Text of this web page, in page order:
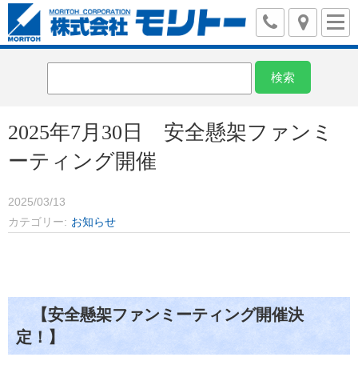
2025年7月30日 安全懸架ファンミ
ーティング開催
2025/03/13
カテゴリー
お知らせ
【安全懸架ファンミーティング開催決
定！】